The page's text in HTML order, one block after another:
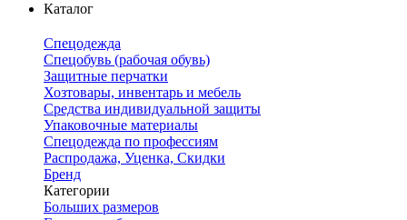
Каталог
Спецодежда
Спецобувь (рабочая обувь)
Защитные перчатки
Хозтовары, инвентарь и мебель
Средства индивидуальной защиты
Упаковочные материалы
Спецодежда по профессиям
Распродажа, Уценка, Скидки
Бренд
Категории
Больших размеров